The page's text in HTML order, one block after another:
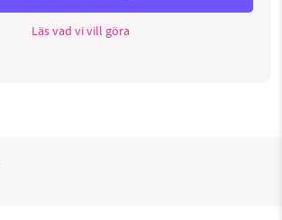
Läs vad vi vill göra